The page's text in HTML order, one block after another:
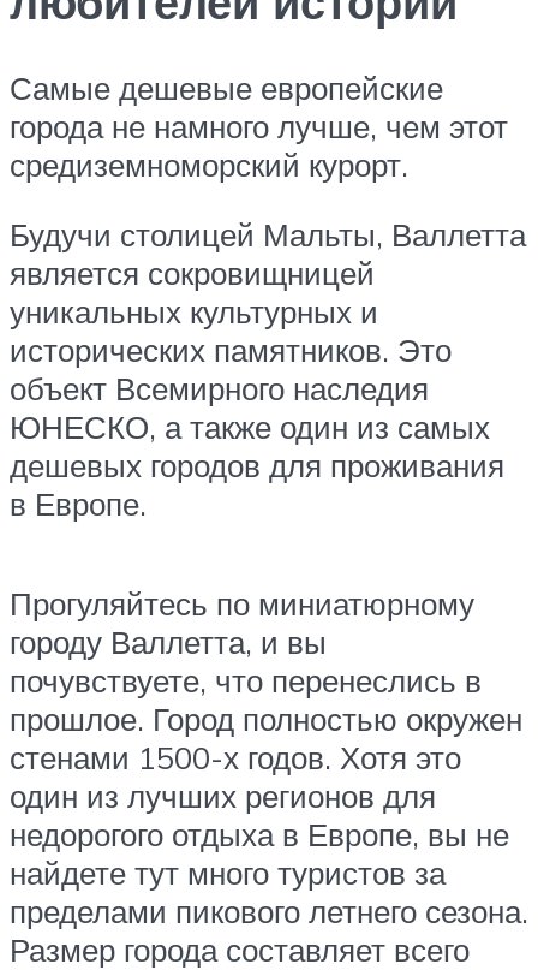
Самые дешевые европейские
города не намного лучше, чем этот
средиземноморский курорт.
Будучи столицей Мальты, Валлетта
является сокровищницей
уникальных культурных и
исторических памятников. Это
объект Всемирного наследия
ЮНЕСКО, а также один из самых
дешевых городов для проживания
в Европе.
Прогуляйтесь по миниатюрному
городу Валлетта, и вы
почувствуете, что перенеслись в
прошлое. Город полностью окружен
стенами 1500-х годов. Хотя это
один из лучших регионов для
недорогого отдыха в Европе, вы не
найдете тут много туристов за
пределами пикового летнего сезона.
Размер города составляет всего